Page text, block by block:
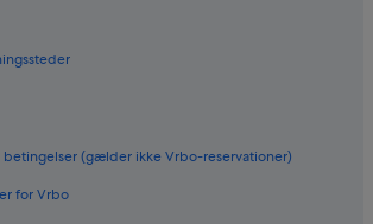
betingelser (gælder ikke Vrbo-reservationer)
for Vrbo